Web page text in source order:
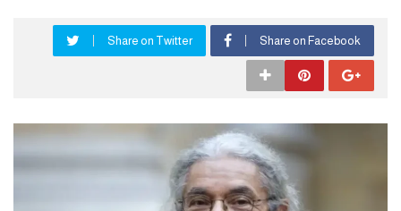
Share on Facebook
Share on Twitter